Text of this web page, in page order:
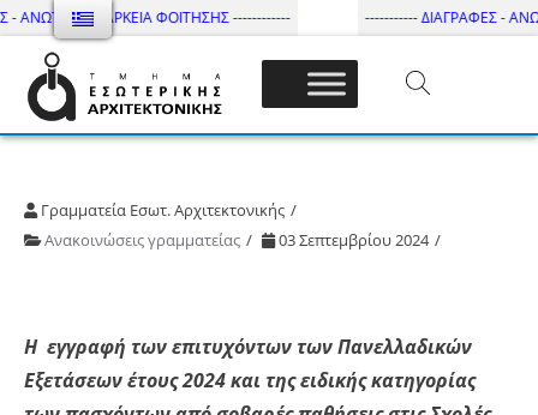
ΑΝΩΤΑΤΗ ΔΙΑΡΚΕΙΑ ΦΟΙΤΗΣΗΣ ------------ ----------- ΔΙΑΓΡΑΦΕΣ -
Τμήμα Εσωτ. Αρχιτεκτονικής – ΔΙ.ΠΑ.Ε
Γραμματεία Εσωτ. Αρχιτεκτονικής
Ανακοινώσεις γραμματείας
03 Σεπτεμβρίου 2024
Η εγγραφή των επιτυχόντων των Πανελλαδικών
Εξετάσεων έτους 2024 και της ειδικής κατηγορίας